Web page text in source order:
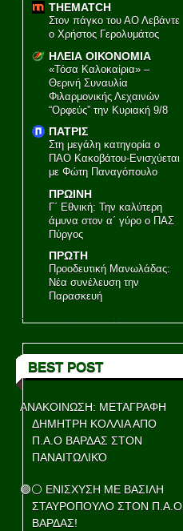
THEMATCH
Στον πάγκο του ΑΟ Λεβάντε
ο Χρήστος Γερολυμάτος
ΗΛΕΙΑ ΟΙΚΟΝΟΜΙΑ
«Τόσα Καλοκαίρια» –
Θερινή Συναυλία
Φιλαρμονικής Λεχαινών
“Ορφεύς” την Κυριακή 9/8
ΠΑΤΡΙΣ
Στη μεγάλη κατηγορία ο
ΠΑΟ Κακοβάτου-Ενισχύεται
με Φώτη Παναγόπουλο
ΠΡΩΙΝΗ
Γ΄ Εθνική: Την καλύτερη
άμυνα στον α΄ γύρο ο ΠΑΣ
Πύργος
ΠΡΩΤΗ
Προοδευτική Μανωλάδας:
Νέα συνέλευση την
Παρασκευή
BEST POST
ΑΝΑΚΟΙΝΩΣΗ: ΜΕΤΑΓΡΑΦΗ
ΔΗΜΗΤΡΗ ΚΟΛΛΙΑ ΑΠΟ
Π.Α.Ο ΒΑΡΔΑΣ ΣΤΟΝ
ΠΑΝΑΙΤΩΛΙΚΌ
🟢⚪ ΕΝΙΣΧΥΣΗ ΜΕ ΒΑΣΙΛΗ
ΣΤΑΥΡΟΠΟΥΛΟ ΣΤΟΝ Π.Α.Ο.
ΒΑΡΔΑΣ!